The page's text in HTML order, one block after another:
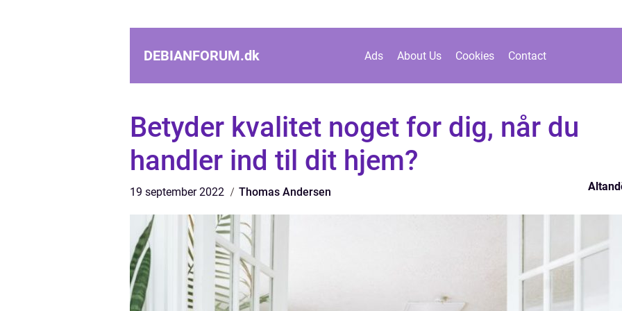
DEBIANFORUM.dk Ads About Us Cookies Contact
Betyder kvalitet noget for dig, når du
handler ind til dit hjem?
19 september 2022 Thomas Andersen